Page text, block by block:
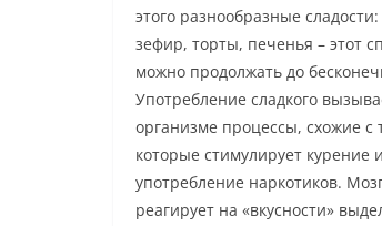
этого разнообразные
зефир, торты, печенья – этот
можно продолжать до
Употребление сладкого
организме процессы, схожие с
которые стимулирует курение
употребление наркотиков.
реагирует на «вкусности»